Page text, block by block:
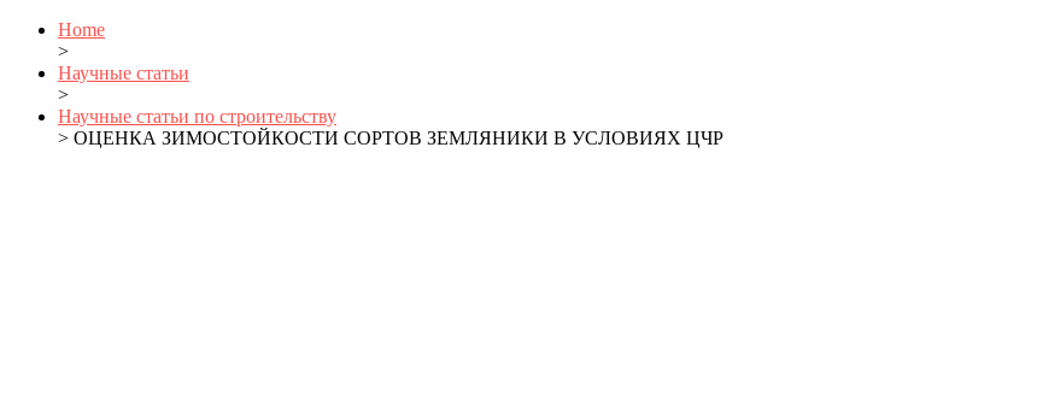
Home
>
Научные статьи
>
Научные статьи по строительству
> ОЦЕНКА ЗИМОСТОЙКОСТИ СОРТОВ ЗЕМЛЯНИКИ В УСЛОВИЯХ ЦЧР